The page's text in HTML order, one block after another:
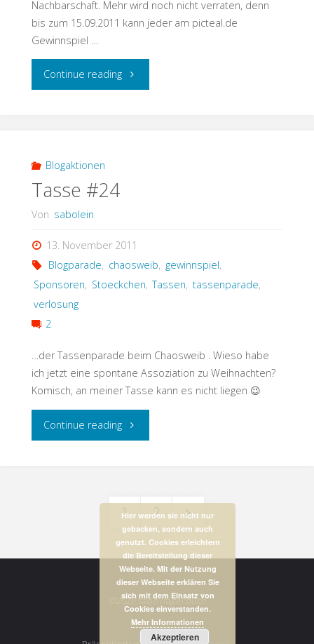
Nachbarschaft. Mehr wird noch nicht verraten, denn
bis zum 15.09.2011 kann jeder am picteal.de
Gewinnspiel …
Continue reading"Was
Blogaktionen
Tasse #24
Von sabolein
13. November 2011
Blogparade, chaosweib, gewinnspiel,
Sponsoren, Stoeckchen, Tassen, tassenparade,
verlosung
2
…der Tassenparade beim Chaosweib . Wieso habe
ich jetzt eine spontane Assoziation zu Weihnachten?
Komisch, an meiner Tasse kann es nicht liegen 😉
Continue reading"Tasse
Beitrags-
Navigation
1 2
©2026 sabo (tage) buch
Hier werden sie nicht nur
gebacken, sondern auch
genutzt. Cookies erleichtern
die Bereitstellung dieser
Webseite. Mit der Nutzung
dieser Webseite erklären Sie
sich mit dem Einsatz von
Cookies einverstanden.
Mehr Informationen
Akzeptieren